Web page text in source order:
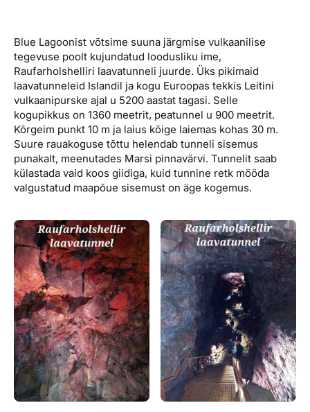
Blue Lagoonist võtsime suuna järgmise vulkaanilise
tegevuse poolt kujundatud loodusliku ime,
Raufarholshelliri laavatunneli juurde. Üks pikimaid
laavatunneleid Islandil ja kogu Euroopas tekkis Leitini
vulkaanipurske ajal u 5200 aastat tagasi. Selle
kogupikkus on 1360 meetrit, peatunnel u 900 meetrit.
Kõrgeim punkt 10 m ja laius kõige laiemas kohas 30 m.
Suure rauakoguse tõttu helendab tunneli sisemus
punakalt, meenutades Marsi pinnavärvi. Tunnelit saab
külastada vaid koos giidiga, kuid tunnine retk mööda
valgustatud maapõue sisemust on äge kogemus.